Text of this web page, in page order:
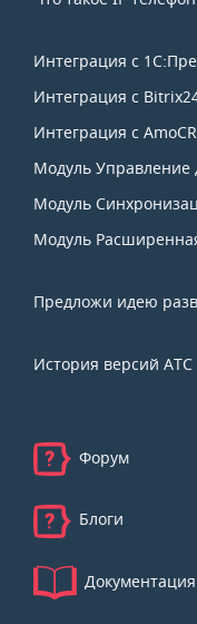
Интеграция с
Интеграция с
Интеграция с
Модуль Управление
Модуль
Модуль
Предложи идею
История версий АТС
Форум
Блоги
Документация